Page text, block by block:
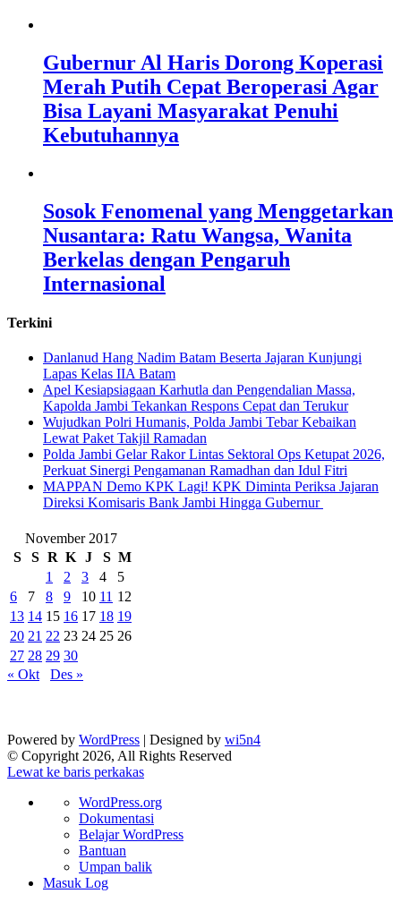
Gubernur Al Haris Dorong Koperasi
Merah Putih Cepat Beroperasi Agar
Bisa Layani Masyarakat Penuhi
Kebutuhannya
Sosok Fenomenal yang Menggetarkan
Nusantara: Ratu Wangsa, Wanita
Berkelas dengan Pengaruh
Internasional
Terkini
Danlanud Hang Nadim Batam Beserta Jajaran Kunjungi
Lapas Kelas IIA Batam
Apel Kesiapsiagaan Karhutla dan Pengendalian Massa,
Kapolda Jambi Tekankan Respons Cepat dan Terukur
Wujudkan Polri Humanis, Polda Jambi Tebar Kebaikan
Lewat Paket Takjil Ramadan
Polda Jambi Gelar Rakor Lintas Sektoral Ops Ketupat 2026,
Perkuat Sinergi Pengamanan Ramadhan dan Idul Fitri
‎MAPPAN Demo KPK Lagi! KPK Diminta Periksa Jajaran
Direksi Komisaris Bank Jambi Hingga Gubernur ‎
November 2017
S
S R K J S M
1
2 3 4
5
6
7 8 9 10 11 12
13 14 15 16 17 18 19
20 21 22 23 24 25 26
27 28 29 30
« Okt
Des »
Powered by WordPress | Designed by wi5n4
© Copyright 2026, All Rights Reserved
Lewat ke baris perkakas
Tentang
WordPress
WordPress.org
Dokumentasi
Belajar WordPress
Bantuan
Umpan balik
Masuk Log